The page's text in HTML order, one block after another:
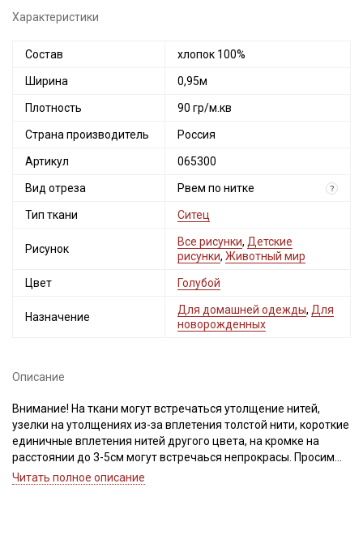
Характеристики
Состав хлопок 100%
Ширина 0,95м
Плотность 90 гр/м.кв
Страна производитель Россия
Артикул 065300
Вид отреза Рвем по нитке ?
Тип ткани Ситец
Рисунок
Все рисунки, Детские
рисунки, Животный мир
Цвет Голубой
Назначение
Для домашней одежды, Для
новорожденных
Описание
Внимание! На ткани могут встречаться утолщение нитей,
узелки на утолщениях из-за вплетения толстой нити, короткие
единичные вплетения нитей другого цвета, на кромке на
расстоянии до 3-5см могут встречаься непрокрасы. Просим
учитывать это при заказе.
Читать полное описание
Мы публикуем здесь дополнительные
Электронная почта